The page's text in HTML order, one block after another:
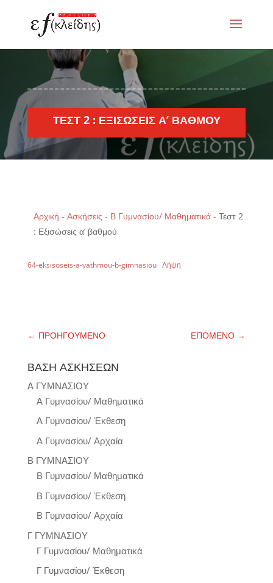
ΤΕΣΤ 2 : ΕΞΙΣΏΣΕΙΣ Α’ ΒΑΘΜΟΎ
Αρχική - Ασκήσεις - Β Γυμνασίου/ Μαθηματικά- Τεστ 2
: Εξισώσεις α’ βαθμού
64-eksisoseis-a-vathmou-b-gimnasiou Λήψη
← ΠΡΟΗΓΟΥΜΕΝΟ ΕΠΟΜΕΝΟ →
ΒΑΣΗ ΑΣΚΗΣΕΩΝ
Α ΓΥΜΝΑΣΙΟΥ
Α Γυμνασίου/ Μαθηματικά
Α Γυμνασίου/ Έκθεση
Α Γυμνασίου/ Αρχαία
Β ΓΥΜΝΑΣΙΟΥ
Β Γυμνασίου/ Μαθηματικά
Β Γυμνασίου/ Έκθεση
Β Γυμνασίου/ Αρχαία
Γ ΓΥΜΝΑΣΙΟΥ
Γ Γυμνασίου/ Μαθηματικά
Γ Γυμνασίου/ Έκθεση